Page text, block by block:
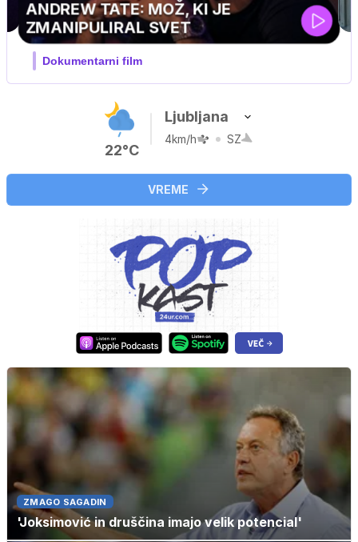
22°C
Ljubljana
4km/h SZ
VREME
ZMAGO SAGADIN
'Joksimović in druščina imajo velik potencial'